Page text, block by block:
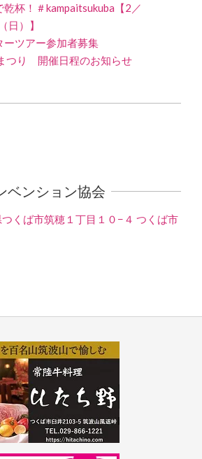
杯！＃kampaitsukuba【2／
日）】
ーツアー参加者募集
つり 開催日程のお知らせ
ベンション協会
くば市筑穂１丁目１０−４ つくば市